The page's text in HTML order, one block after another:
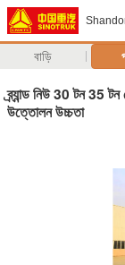
বাড়ি
ব্র্যান্ড নিউ 30 টন 35
উত্তোলন উচ্চতা